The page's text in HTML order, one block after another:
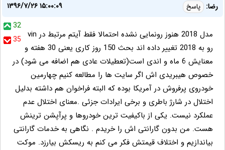
رضا: پاسخ
۱۳۹۶/۷/۲۶ ۱۵:۰۰:۰۹
32
35
مدل 2018 هنوز رونمایی نشده احتمالا فقط آیتم مرتبط در vin
رو به 2018 تغییر داده اند بحث 150 روز کاری یعنی 30 هفته و
معنایش 6 ماه و اندی است(تعطیلات عادی هم اضافه می شود) در
خصوص هیبریدی اش اگر سایت ها را مطالعه کنیم چهارمین
خودروی پرفروش در آمریکا بوده که البته فراخوان هم داشته بدلیل
اختلال در شارژ باطری و برخی ایرادات جزئی .معنای اختلال عدم
عملکرد نیست. یکی از باکیفیت ترین خودروها و پرآپشن ترینش
هست. من بدون گارانتی اش را خریدم . نگاهی به خدمات گارانتی
بیاندازیم و اختلاف قیمتش فکر می کنم به ریسکش بیارزد. موکت